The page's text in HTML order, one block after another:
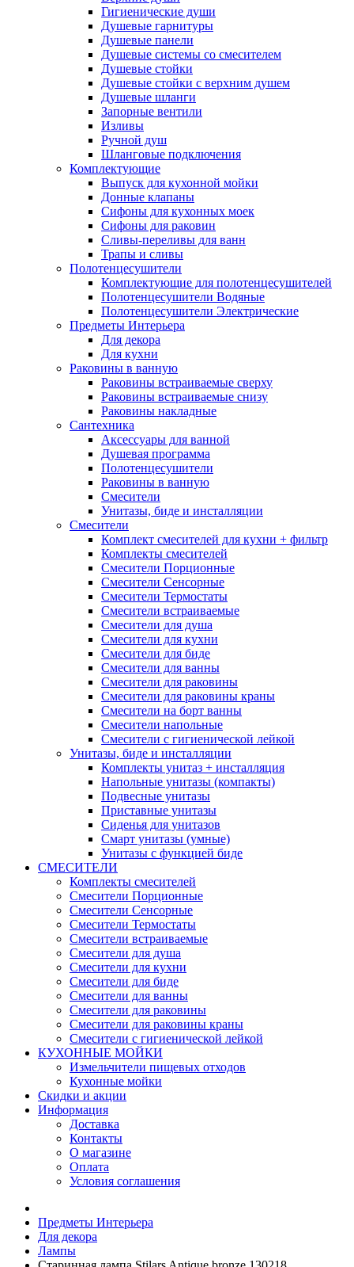
Гигиенические души
Душевые гарнитуры
Душевые панели
Душевые системы со смесителем
Душевые стойки
Душевые стойки с верхним душем
Душевые шланги
Запорные вентили
Изливы
Ручной душ
Шланговые подключения
Комплектующие
Выпуск для кухонной мойки
Донные клапаны
Сифоны для кухонных моек
Сифоны для раковин
Сливы-переливы для ванн
Трапы и сливы
Полотенцесушители
Комплектующие для полотенцесушителей
Полотенцесушители Водяные
Полотенцесушители Электрические
Предметы Интерьера
Для декора
Для кухни
Раковины в ванную
Раковины встраиваемые сверху
Раковины встраиваемые снизу
Раковины накладные
Сантехника
Аксессуары для ванной
Душевая программа
Полотенцесушители
Раковины в ванную
Смесители
Унитазы, биде и инсталляции
Смесители
Комплект смесителей для кухни + фильтр
Комплекты смесителей
Смесители Порционные
Смесители Сенсорные
Смесители Термостаты
Смесители встраиваемые
Смесители для душа
Смесители для кухни
Смесители для биде
Смесители для ванны
Смесители для раковины
Смесители для раковины краны
Смесители на борт ванны
Смесители напольные
Смесители с гигиенической лейкой
Унитазы, биде и инсталляции
Комплекты унитаз + инсталляция
Напольные унитазы (компакты)
Подвесные унитазы
Приставные унитазы
Сиденья для унитазов
Смарт унитазы (умные)
Унитазы с функцией биде
СМЕСИТЕЛИ
Комплекты смесителей
Смесители Порционные
Смесители Сенсорные
Смесители Термостаты
Смесители встраиваемые
Смесители для душа
Смесители для кухни
Смесители для биде
Смесители для ванны
Смесители для раковины
Смесители для раковины краны
Смесители с гигиенической лейкой
КУХОННЫЕ МОЙКИ
Измельчители пищевых отходов
Кухонные мойки
Скидки и акции
Информация
Доставка
Контакты
О магазине
Оплата
Условия соглашения
Предметы Интерьера
Для декора
Лампы